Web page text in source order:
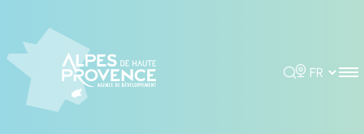
Rechercher
Choisir la